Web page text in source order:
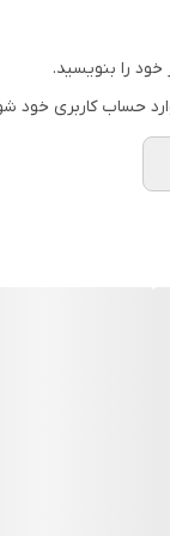
را بنویسید.
حساب کاربری خود